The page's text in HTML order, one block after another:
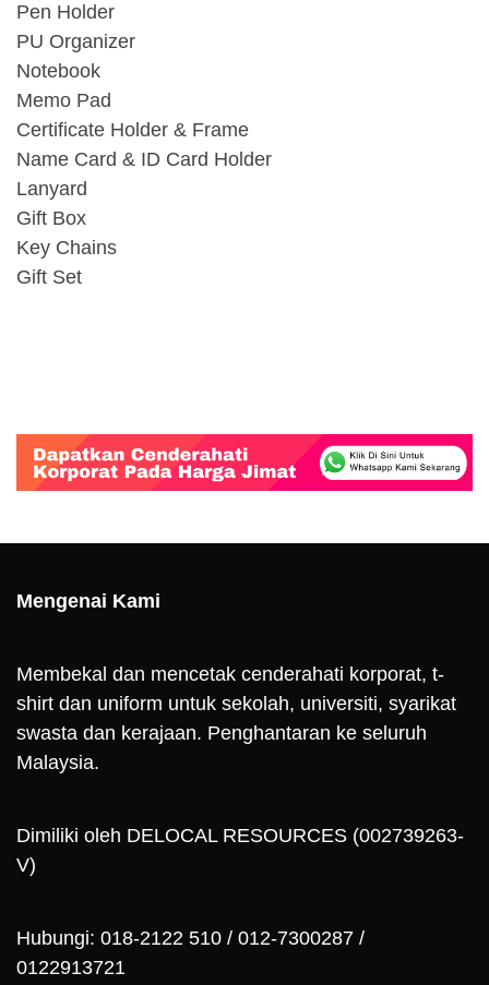
Pen Holder
PU Organizer
Notebook
Memo Pad
Certificate Holder & Frame
Name Card & ID Card Holder
Lanyard
Gift Box
Key Chains
Gift Set
Mengenai Kami
Membekal dan mencetak cenderahati korporat, t-
shirt dan uniform untuk sekolah, universiti, syarikat
swasta dan kerajaan. Penghantaran ke seluruh
Malaysia.
Dimiliki oleh DELOCAL RESOURCES (002739263-
V)
Hubungi: 018-2122 510 / 012-7300287 /
0122913721